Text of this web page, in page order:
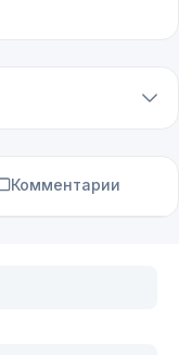
Комментарии